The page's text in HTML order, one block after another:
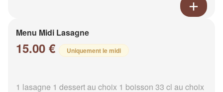
Menu Midi Lasagne
15.00 € Uniquement le midi
1 lasagne 1 dessert au choix 1 boisson 33 cl au choix